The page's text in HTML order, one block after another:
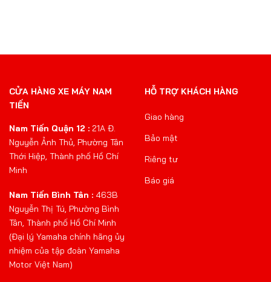
CỬA HÀNG XE MÁY NAM
TIẾN
Nam Tiến Quận 12 : 21A Đ.
Nguyễn Ảnh Thủ, Phường Tân
Thới Hiệp, Thành phố Hồ Chí
Minh
Nam Tiến Bình Tân : 463B
Nguyễn Thị Tú, Phường Bình
Tân, Thành phố Hồ Chí Minh
(Đại lý Yamaha chính hãng ủy
nhiệm của tập đoàn Yamaha
Motor Việt Nam)
HỖ TRỢ KHÁCH HÀNG
Giao hàng
Bảo mật
Riêng tư
Báo giá